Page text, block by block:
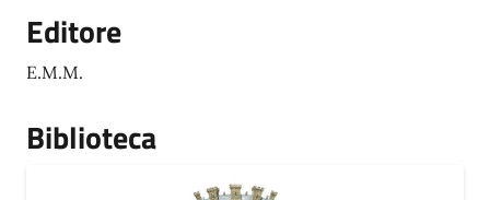
Editore
E.M.M.
Biblioteca